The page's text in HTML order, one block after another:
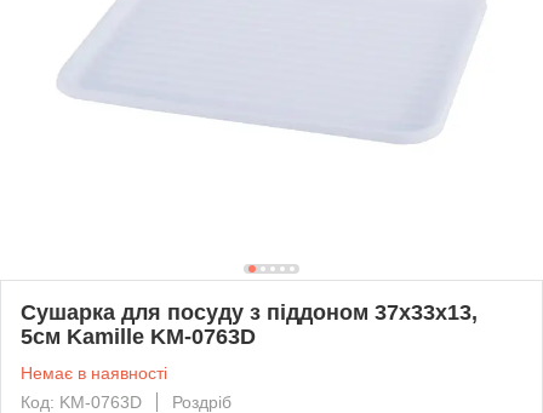
Сушарка для посуду з піддоном 37х33х13,
5см Kamille KM-0763D
Немає в наявності
Код: KM-0763D
Роздріб